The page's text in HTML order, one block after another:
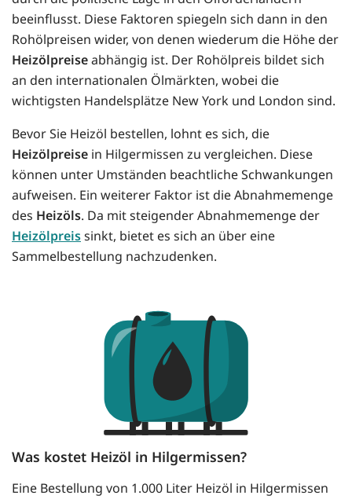
beeinflusst. Diese Faktoren spiegeln sich dann in den
Rohölpreisen wider, von denen wiederum die Höhe der
Heizölpreiseabhängig ist. Der Rohölpreis bildet sich
an den internationalen Ölmärkten, wobei die
wichtigsten Handelsplätze New York und London sind.
Bevor Sie Heizöl bestellen, lohnt es sich, die
Heizölpreise in Hilgermissen zu vergleichen. Diese
können unter Umständen beachtliche Schwankungen
aufweisen. Ein weiterer Faktor ist die Abnahmemenge
des Heizöls. Da mit steigender Abnahmemenge der
Heizölpreissinkt, bietet es sich an über eine
Sammelbestellung nachzudenken.
Was kostet Heizöl in Hilgermissen?
Eine Bestellung von 1.000 Liter Heizöl in Hilgermissen